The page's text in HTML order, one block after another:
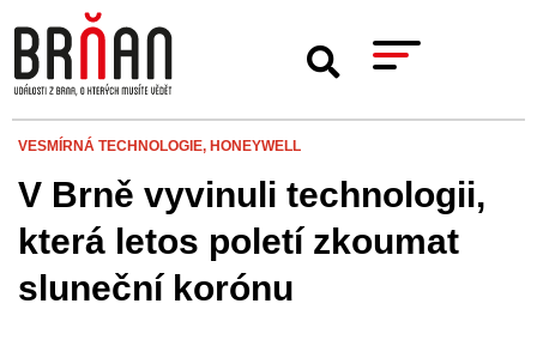
VESMÍRNÁ TECHNOLOGIE, HONEYWELL
V Brně vyvinuli technologii,
která letos poletí zkoumat
sluneční korónu